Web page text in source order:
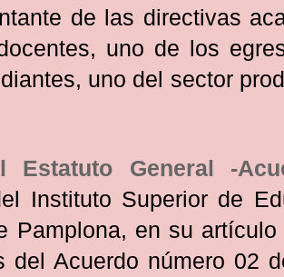
de las directivas
uno de los
uno del sector
Estatuto General -
Instituto Superior de
Pamplona, en su artículo
del Acuerdo número 02